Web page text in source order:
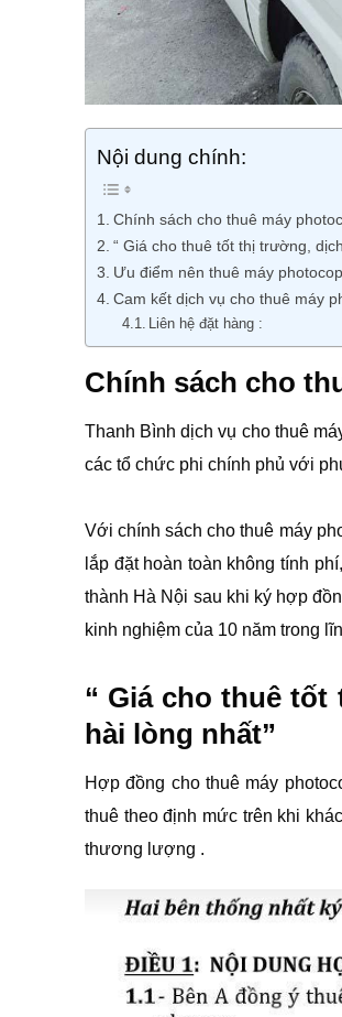
Nội dung chính:
Chính sách cho thuê máy
“ Giá cho thuê tốt thị trường,
Ưu điểm nên thuê máy
Cam kết dịch vụ cho thuê máy
Liên hệ đặt hàng :
Chính sách cho
Thanh Bình dịch vụ cho thuê
các tổ chức phi chính phủ với
Với chính sách cho thuê máy
lắp đặt hoàn toàn không tính
thành Hà Nội sau khi ký hợp
kinh nghiệm của 10 năm trong
“ Giá cho thuê
hài lòng nhất”
Hợp đồng cho thuê máy
thuê theo định mức trên khi
thương lượng .